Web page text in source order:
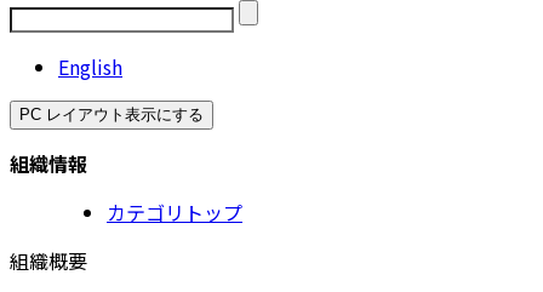
English
PC レイアウト表示にする
組織情報
カテゴリトップ
組織概要